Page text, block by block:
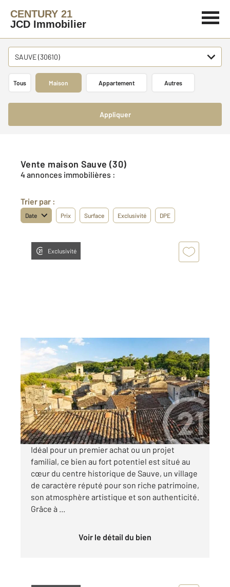
CENTURY 21
JCD Immobilier
SAUVE (30610)
Tous Maison Appartement Autres
Appliquer
Vente maison Sauve (30)
4 annonces immobilières :
Trier par :
Date Prix Surface Exclusivité DPE
Exclusivité
SAUVE 30
120,28 m2 , 6 pièces
Ref : 13769
Maison à vendre
77 000 €
Visiter le site dédié
Idéal pour un premier achat ou un projet
familial, ce bien au fort potentiel est situé au
cœur du centre historique de Sauve, un village
de caractère réputé pour son riche patrimoine,
son atmosphère artistique et son authenticité.
Grâce à ...
Voir le détail du bien